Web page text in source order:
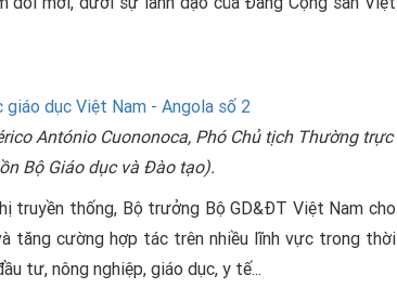
António Cuononoca, Phó Chủ tịch Thường trực
Bộ Giáo dục và Đào tạo).
truyền thống, Bộ trưởng Bộ GD&ĐT Việt Nam cho
tăng cường hợp tác trên nhiều lĩnh vực trong thời
tư, nông nghiệp, giáo dục, y tế...